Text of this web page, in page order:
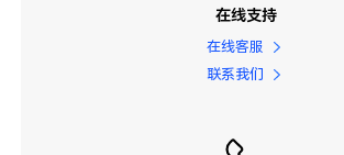
在线支持
在线客服
联系我们